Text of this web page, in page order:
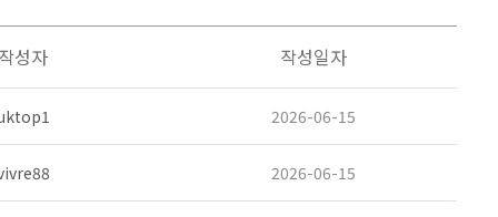
성자 작성일자
2026-06-15
2026-06-15